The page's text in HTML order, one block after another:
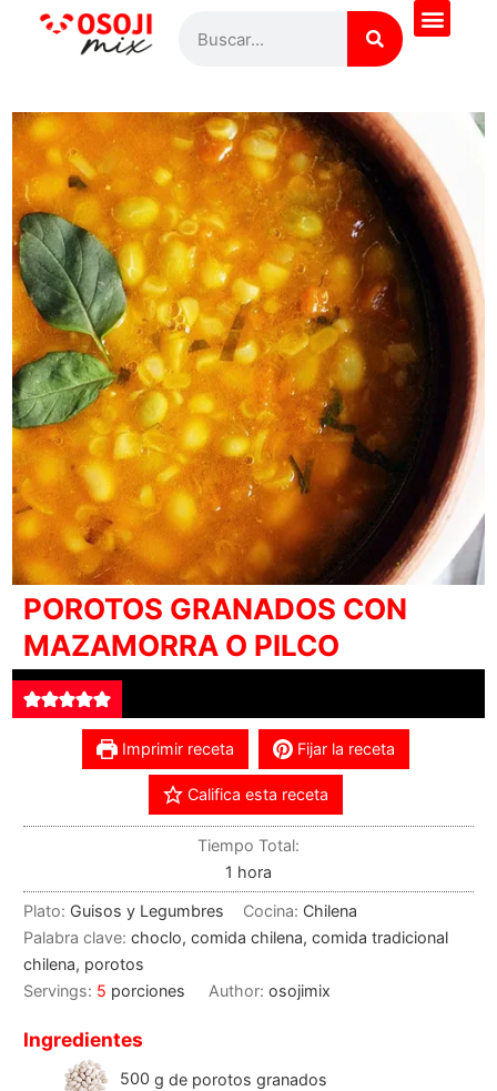
POROTOS GRANADOS CON
MAZAMORRA O PILCO
Imprimir receta Fijar la receta
Califica esta receta
Tiempo Total:
1 hora
Plato: Guisos y Legumbres Cocina: Chilena
Palabra clave: choclo, comida chilena, comida tradicional
chilena, porotos
Servings: 5 porciones Author:osojimix
Ingredientes
500 g de porotos granados